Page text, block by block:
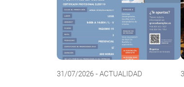
31/07/2026 - ACTUALIDAD